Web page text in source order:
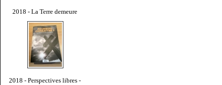
2018 - La Terre demeure
2018 - Perspectives libres -